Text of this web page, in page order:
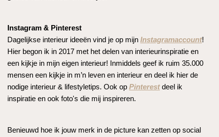
Instagram & Pinterest
Dagelijkse interieur ideeën vind je op mijn Instagramaccount!
Hier begon ik in 2017 met het delen van interieurinspiratie en
een kijkje in mijn eigen interieur! Inmiddels geef ik ruim 35.000
mensen een kijkje in m’n leven en interieur en deel ik hier de
nodige interieur & lifestyletips. Ook op Pinterestdeel ik
inspiratie en ook foto's die mij inspireren.
Benieuwd hoe ik jouw merk in de picture kan zetten op social